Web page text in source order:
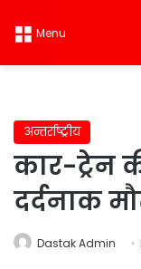
Menu
अन्तर्राष्ट्रीय
कार-ट्रेन
दर्दनाक
Dastak Admin